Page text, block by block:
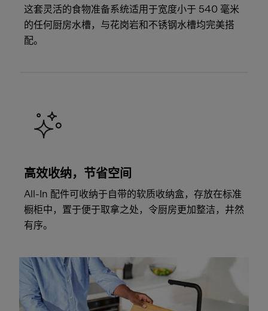
这套灵活的食物准备系统适用于宽度小于 540 毫米
的任何厨房水槽，与花岗岩和不锈钢水槽均完美搭
配。
高效收纳，节省空间
All-In 配件可收纳于自带的软质收纳盒，存放在标准
橱柜中，置于便于取拿之处，令厨房更加整洁，井然
有序。